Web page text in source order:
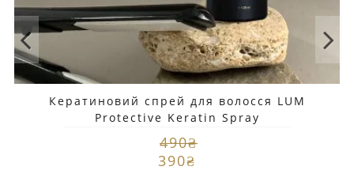
Кератиновий спрей для волосся LUM
Protective Keratin Spray
490₴
390₴